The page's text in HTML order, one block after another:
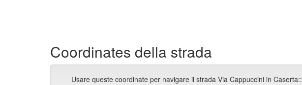
Coordinates della strada
Usare queste coordinate per navigare il strada Via Cappuccini in Caserta::